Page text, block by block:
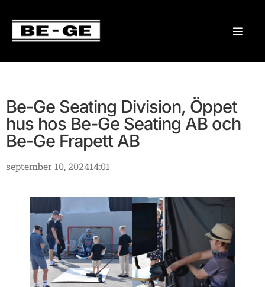
Be-Ge Seating Division, Öppet
hus hos Be-Ge Seating AB och
Be-Ge Frapett AB
september 10, 202414:01